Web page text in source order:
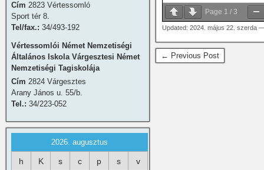
Page 1 / 3
Updated: 2024. május 22. szerda
← Previous Post
Cím 2823 Vértessomló
Sport tér 8.
Tel/fax.: 34/493-192
Vértessomlói Német Nemzetiségi
Általános Iskola Várgesztesi Német
Nemzetiségi Tagiskolája
Cím 2824 Várgesztes
Arany János u. 55/b.
Tel.: 34/223-052
2026. augusztus
h K s c p s v